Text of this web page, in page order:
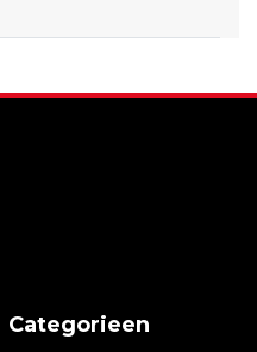
Categorieen